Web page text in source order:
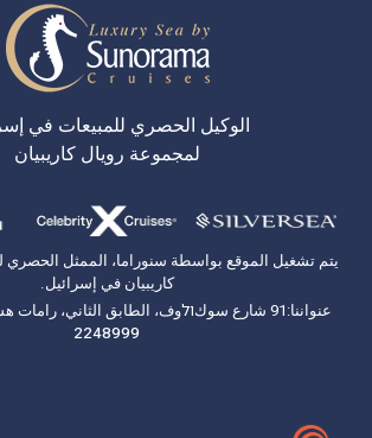
الوكيل الحصري للمبيعات في
لمجموعة رويال كاريبيان
يتم تشغيل الموقع بواسطة سنوراما، الممثل الحصري
كاريبيان في إسرائيل.
عنواننا:91 شارع سوكולوف، الطابق الثاني، رامات هشارون |
2248999